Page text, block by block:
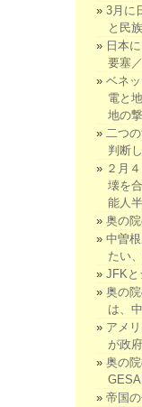
3月に
と民
日本
要塞
ベネ
電と
地の
二つ
判断
２月
壊を
能人
奥の
中曽
たい
JFKと
奥の
は、
アメ
が政
奥の
帝国